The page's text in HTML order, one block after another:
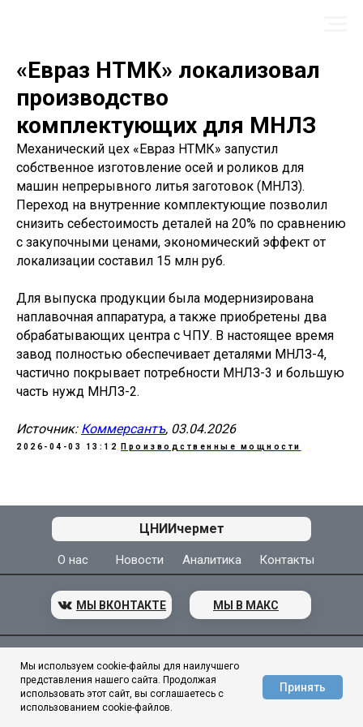
«Евраз НТМК» локализовал
производство
комплектующих для МНЛЗ
Механический цех «Евраз НТМК» запустил
собственное изготовление осей и роликов для
машин непрерывного литья заготовок (МНЛЗ).
Переход на внутренние комплектующие позволил
снизить себестоимость деталей на 20% по сравнению
с закупочными ценами, экономический эффект от
локализации составил 15 млн руб.
Для выпуска продукции была модернизирована
наплавочная аппаратура, а также приобретены два
обрабатывающих центра с ЧПУ. В настоящее время
завод полностью обеспечивает деталями МНЛЗ-4,
частично покрывает потребности МНЛЗ-3 и большую
часть нужд МНЛЗ-2.
Источник: Коммерсантъ, 03.04.2026
2026-04-03 13:12 Производственные мощности
МЫ ВКОНТАКТЕ
О нас
МЫ В МАКС
Контакты
Аналитика
Новости
ЦНИИчермет
Мы используем cookie-файлы для наилучшего
представления нашего сайта. Продолжая
использовать этот сайт, вы соглашаетесь с
использованием cookie-файлов.
Принять